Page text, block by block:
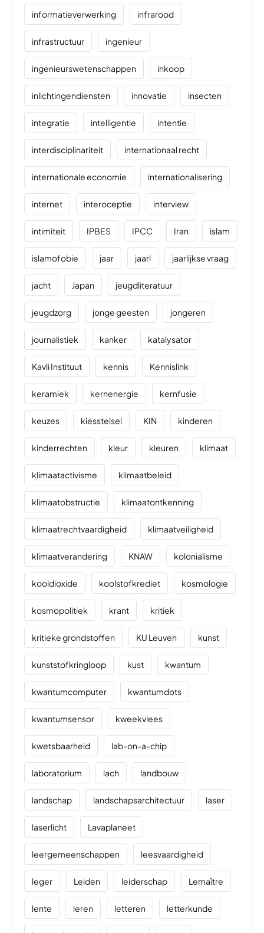
informatieverwerking infrarood
infrastructuur ingenieur
ingenieurswetenschappen inkoop
inlichtingendiensten innovatie insecten
integratie intelligentie intentie
interdisciplinariteit internationaal recht
internationale economie internationalisering
internet interoceptie interview
intimiteit IPBES IPCC Iran islam
islamofobie jaar jaarl jaarlijkse vraag
jacht Japan jeugdliteratuur
jeugdzorg jonge geesten jongeren
journalistiek kanker katalysator
Kavli Instituut kennis Kennislink
keramiek kernenergie kernfusie
keuzes kiesstelsel KIN kinderen
kinderrechten kleur kleuren klimaat
klimaatactivisme klimaatbeleid
klimaatobstructie klimaatontkenning
klimaatrechtvaardigheid klimaatveiligheid
klimaatverandering KNAW kolonialisme
kooldioxide koolstofkrediet kosmologie
kosmopolitiek krant kritiek
kritieke grondstoffen KU Leuven kunst
kunststofkringloop kust kwantum
kwantumcomputer kwantumdots
kwantumsensor kweekvlees
kwetsbaarheid lab-on-a-chip
laboratorium lach landbouw
landschap landschapsarchitectuur laser
laserlicht Lavaplaneet
leergemeenschappen leesvaardigheid
leger Leiden leiderschap Lemaître
lente leren letteren letterkunde